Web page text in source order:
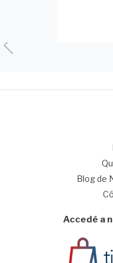
Blog de
Accedé a